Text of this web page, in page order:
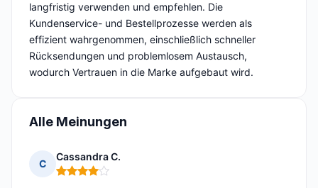
langfristig verwenden und empfehlen. Die
Kundenservice- und Bestellprozesse werden als
effizient wahrgenommen, einschließlich schneller
Rücksendungen und problemlosem Austausch,
wodurch Vertrauen in die Marke aufgebaut wird.
Alle Meinungen
C
Cassandra C.
Hinweis: 4 von 5